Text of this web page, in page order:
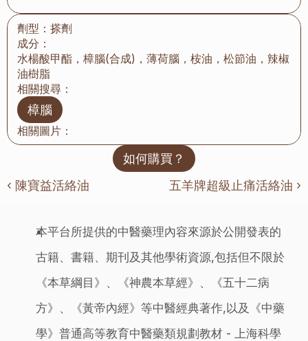
劑型： 搽劑
成分：
水楊酸甲酯，樟腦(合成)，薄荷腦，桉油，松節油，辣椒
油樹脂
相關搜尋：
樟腦
相關圖片：
如何購買？
‹ 陳寶益活絡油
五羊牌超級止痛活絡油 ›
本平台所提供的中醫藥理內容來源於公開發表的
古籍、書籍、期刊及其他學術資源,包括但不限於
《本草綱目》、《神農本草經》、《五十二病
方》、《黃帝內經》等中醫經典著作,以及《中藥
學》普通高等教育中醫藥類規劃教材 - 上海科學